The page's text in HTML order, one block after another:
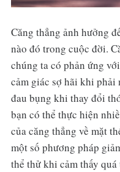
Căng thẳng ảnh hưởng
nào đó trong cuộc đời.
chúng ta có phản ứng
cảm giác sợ hãi khi phải
đau bụng khi thay đổi
bạn có thể thực hiện
của căng thẳng về mặt
một số phương pháp
thể thử khi cảm thấy quá